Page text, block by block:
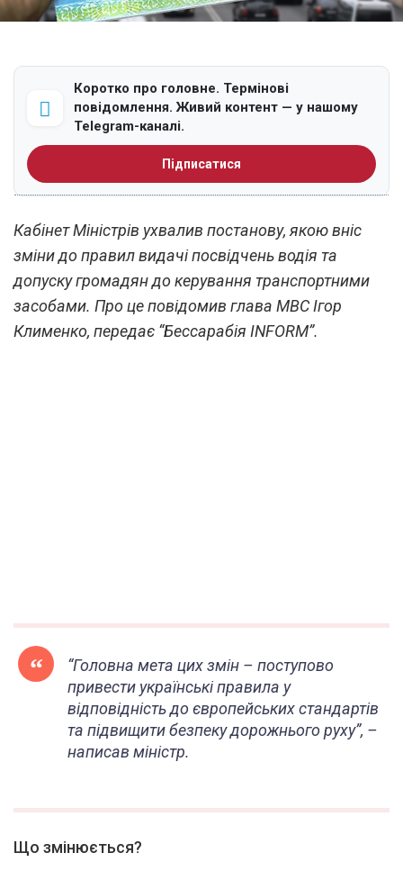
Коротко про головне. Термінові
повідомлення. Живий контент — у нашому
Telegram-каналі.
Підписатися
Кабінет Міністрів ухвалив постанову, якою вніс
зміни до правил видачі посвідчень водія та
допуску громадян до керування транспортними
засобами. Про це повідомив глава МВС Ігор
Клименко, передає “Бессарабія INFORM”.
“Головна мета цих змін – поступово
привести українські правила у
відповідність до європейських стандартів
та підвищити безпеку дорожнього руху”, –
написав міністр.
Що змінюється?